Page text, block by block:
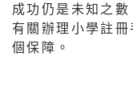
成功仍是未知之
有關辦理小學註
個保障。